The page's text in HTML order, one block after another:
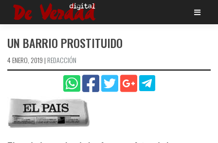
Saltar
UN BARRIO PROSTITUIDO
4 ENERO, 2019 | REDACCIÓN